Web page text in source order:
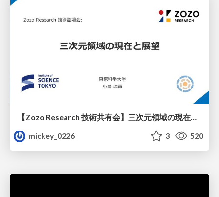
【Zozo Research 技術共有会】三次元領域の現在と展望
mickey_0226
3 520